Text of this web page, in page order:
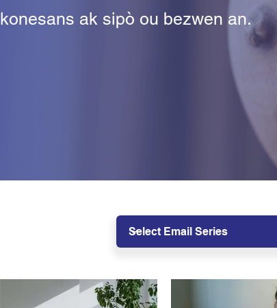
konesans ak sipò ou bezwen an.